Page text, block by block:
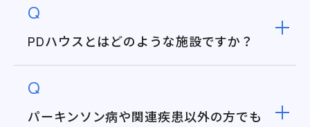
Q
PDハウスとはどのような施設ですか？
Q
パーキンソン病や関連疾患以外の方でも